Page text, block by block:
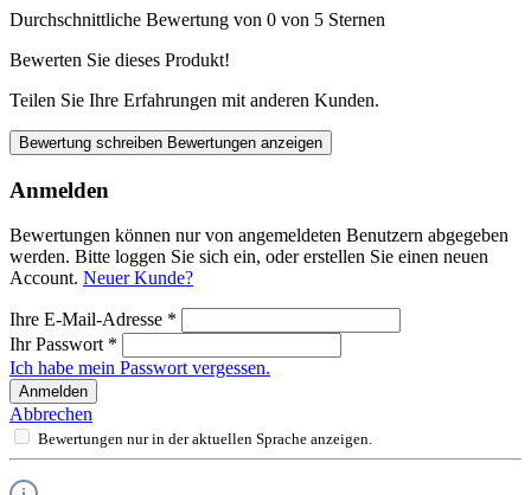
Durchschnittliche Bewertung von 0 von 5 Sternen
Bewerten Sie dieses Produkt!
Teilen Sie Ihre Erfahrungen mit anderen Kunden.
Bewertung schreiben Bewertungen anzeigen
Anmelden
Bewertungen können nur von angemeldeten Benutzern abgegeben
werden. Bitte loggen Sie sich ein, oder erstellen Sie einen neuen
Account. Neuer Kunde?
Ihre E-Mail-Adresse *
Ihr Passwort *
Ich habe mein Passwort vergessen.
Anmelden
Abbrechen
Bewertungen nur in der aktuellen Sprache anzeigen.